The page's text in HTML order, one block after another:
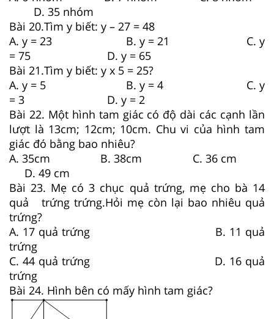
D. 35 nhóm
Bài 20.Tìm y biết: y – 27 = 48
A. y = 23 B. y = 21 C. y
= 75 D. y = 65
Bài 21.Tìm y biết: y x 5 = 25?
A. y = 5 B. y = 4 C. y
= 3 D. y = 2
Bài 22. Một hình tam giác có độ dài các cạnh lần
lượt là 13cm; 12cm; 10cm. Chu vi của hình tam
giác đó bằng bao nhiêu?
A. 35cm B. 38cm C. 36 cm
D. 49 cm
Bài 23. Mẹ có 3 chục quả trứng, mẹ cho bà 14
quả trứng trứng.Hỏi mẹ còn lại bao nhiêu quả
trứng?
A. 17 quả trứng B. 11 quả
trứng
C. 44 quả trứng D. 16 quả
trứng
Bài 24. Hình bên có mấy hình tam giác?